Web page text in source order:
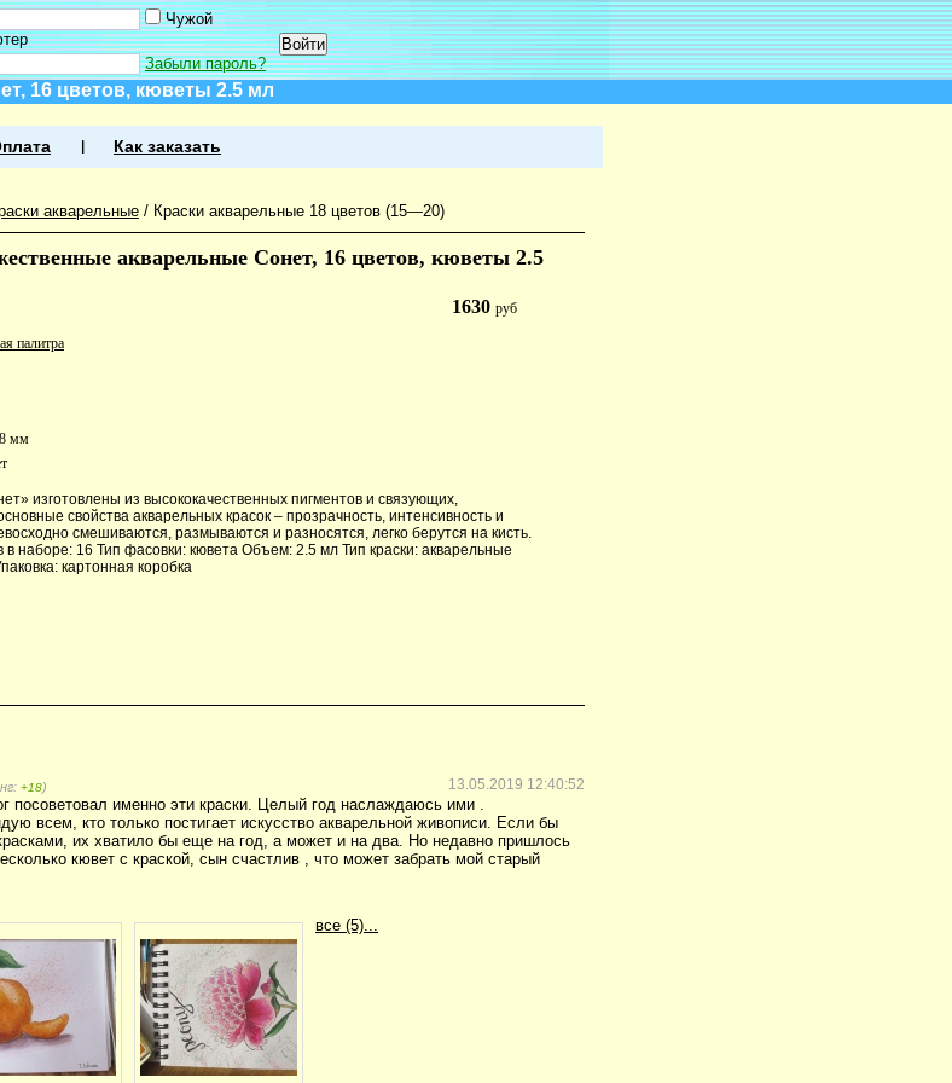
Чужой
Забыли пароль?
16 цветов, кюветы 2.5 мл
Как заказать
акварельные / Краски акварельные 18 цветов (15—20)
акварельные Сонет, 16 цветов, кюветы 2.5
1630руб
палитра
мм
изготовлены из высококачественных пигментов и связующих,
свойства акварельных красок – прозрачность, интенсивность и
смешиваются, размываются и разносятся, легко берутся на кисть.
в наборе: 16 Тип фасовки: кювета Объем: 2.5 мл Тип краски: акварельные
картонная коробка
13.05.2019 12:40:52
+18)
посоветовал именно эти краски. Целый год наслаждаюсь ими .
всем, кто только постигает искусство акварельной живописи. Если бы
их хватило бы еще на год, а может и на два. Но недавно пришлось
кювет с краской, сын счастлив , что может забрать мой старый
все (5)...